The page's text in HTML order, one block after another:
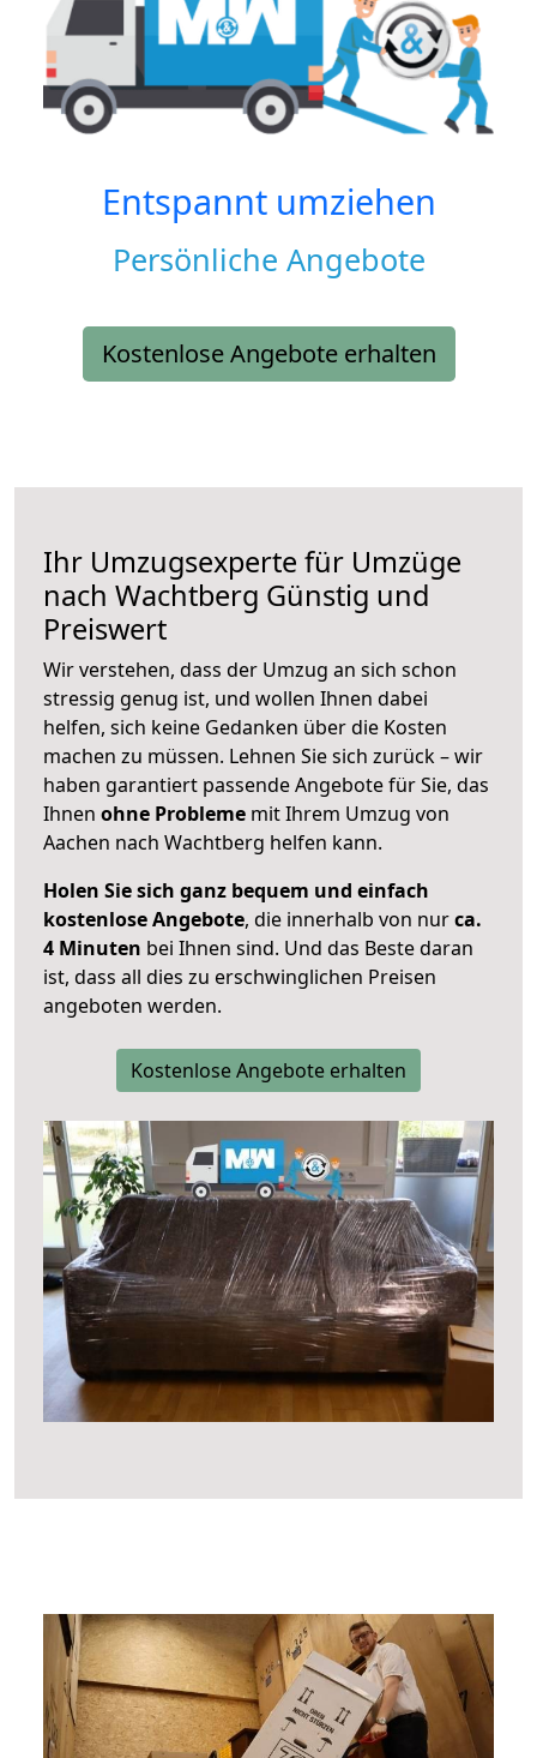
Entspannt umziehen
Persönliche Angebote
Kostenlose Angebote erhalten
Ihr Umzugsexperte für Umzüge
nach Wachtberg Günstig und
Preiswert
Wir verstehen, dass der Umzug an sich schon
stressig genug ist, und wollen Ihnen dabei
helfen, sich keine Gedanken über die Kosten
machen zu müssen. Lehnen Sie sich zurück – wir
haben garantiert passende Angebote für Sie, das
Ihnen ohne Probleme mit Ihrem Umzug von
Aachen nach Wachtberg helfen kann.
Holen Sie sich ganz bequem und einfach
kostenlose Angebote, die innerhalb von nurca.
4 Minuten bei Ihnen sind. Und das Beste daran
ist, dass all dies zu erschwinglichen Preisen
angeboten werden.
Kostenlose Angebote erhalten